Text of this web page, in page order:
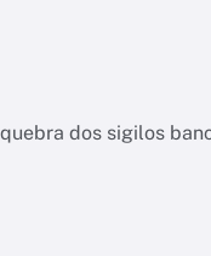
dos sigilos